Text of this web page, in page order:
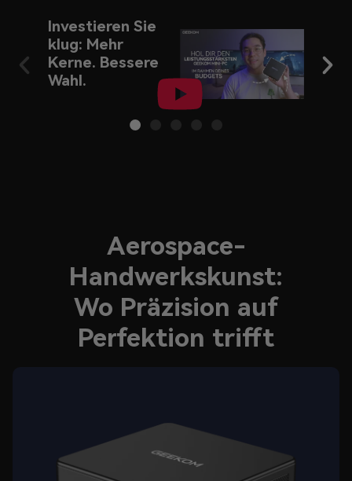
Investieren Sie
klug: Mehr
Kerne. Bessere
Wahl.
Aerospace-
Handwerkskunst:
Wo Präzision auf
Perfektion trifft